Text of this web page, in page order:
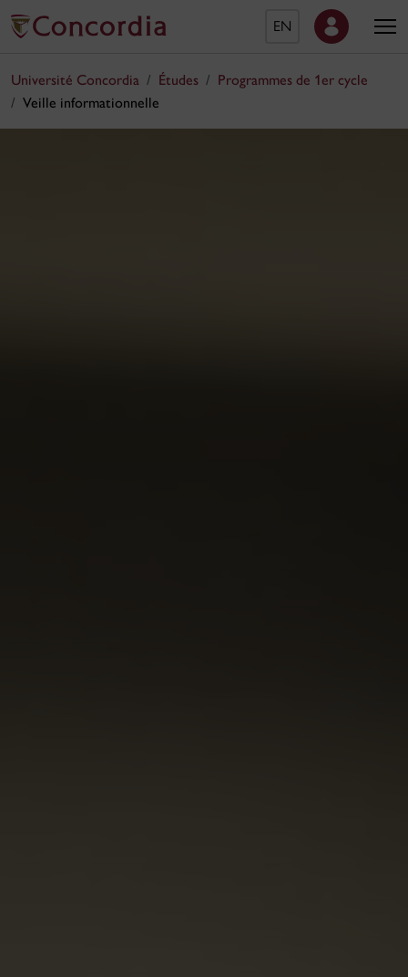
EN
Université Concordia Études
Programmes de 1er cycle
Veille informationnelle